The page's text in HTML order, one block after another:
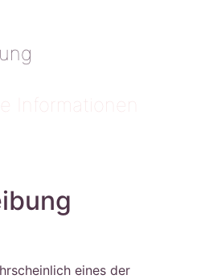
Informationen
eines der